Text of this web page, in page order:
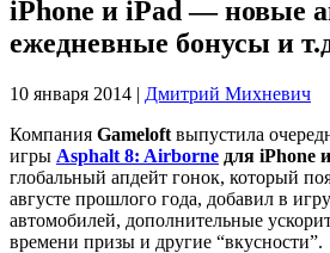
iPhone и iPad — новые
ежедневные бонусы и
10 января 2014 | Дмитрий Михневич
Компания Gameloft выпустила
игры Asphalt 8: Airborne для iPhone
глобальный апдейт гонок, который
августе прошлого года, добавил в
автомобилей, дополнительные
времени призы и другие “вкусности”.